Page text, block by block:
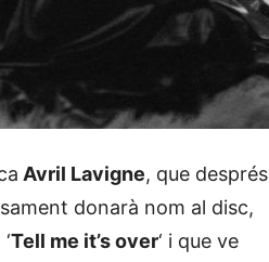
Avril Lavigne, que després
donarà nom al disc,
Tell me it’s over‘ i que ve